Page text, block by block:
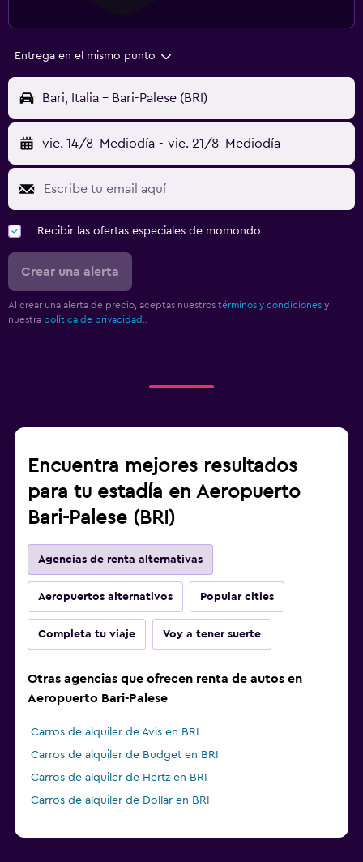
Entrega en el mismo punto
Bari, Italia - Bari-Palese (BRI)
vie. 14/8 Mediodía - vie. 21/8 Mediodía
Recibir las ofertas especiales de momondo
Crear una alerta
Al crear una alerta de precio, aceptas nuestros términos y condiciones y
nuestra política de privacidad..
Encuentra mejores resultados
para tu estadía en Aeropuerto
Bari-Palese (BRI)
Agencias de renta alternativas
Aeropuertos alternativos Popular cities
Completa tu viaje Voy a tener suerte
Otras agencias que ofrecen renta de autos en
Aeropuerto Bari-Palese
Carros de alquiler de Avis en BRI
Carros de alquiler de Budget en BRI
Carros de alquiler de Hertz en BRI
Carros de alquiler de Dollar en BRI